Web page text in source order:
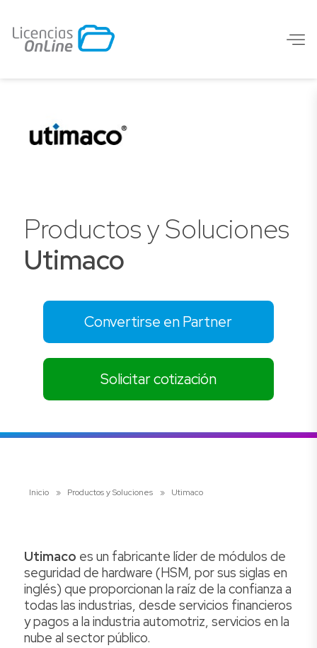
Productos y Soluciones
Utimaco
Convertirse en Partner
Solicitar cotización
Inicio » Productos y Soluciones » Utimaco
Utimaco es un fabricante líder de módulos de
seguridad de hardware (HSM, por sus siglas en
inglés) que proporcionan la raíz de la confianza a
todas las industrias, desde servicios financieros
y pagos a la industria automotriz, servicios en la
nube al sector público.